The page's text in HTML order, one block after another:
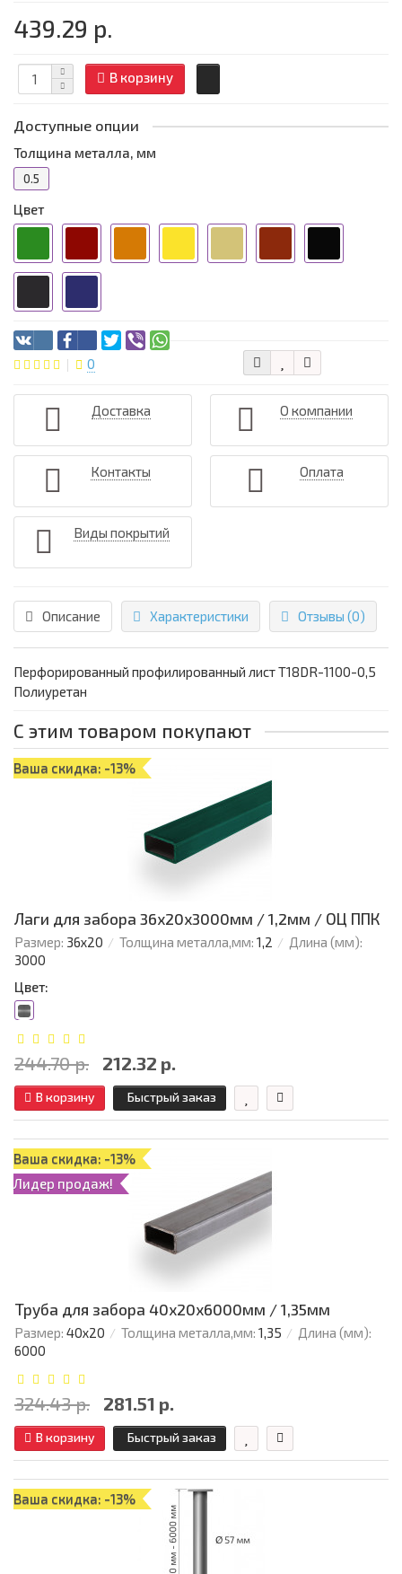
439.29 р.
В корзину
Доступные опции
Толщина металла, мм
0.5
Цвет
0
Доставка О компании
Контакты Оплата
Виды покрытий
Описание Характеристики Отзывы (0)
Перфорированный профилированный лист Т18DR-1100-0,5
Полиуретан
С этим товаром покупают
Ваша скидка: -13%
Лаги для забора 36х20x3000мм / 1,2мм / ОЦ ППК
Размер: 36х20 Толщина металла,мм: 1,2
Длина (мм):
3000
Цвет:
244.70 р. 212.32 р.
В корзину Быстрый заказ
Ваша скидка: -13%
Лидер продаж!
Труба для забора 40х20x6000мм / 1,35мм
Размер: 40х20 Толщина металла,мм: 1,35
Длина (мм):
6000
324.43 р. 281.51 р.
В корзину Быстрый заказ
Ваша скидка: -13%